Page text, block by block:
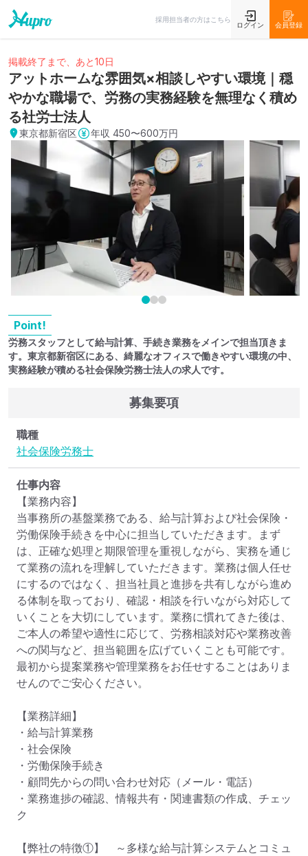
採用担当者の方はこちら
ログイン 会員登録
掲載終了まで、あと10日
アットホームな雰囲気×相談しやすい環境｜穏
やかな職場で、労務の実務経験を無理なく積め
る社労士法人
東京都新宿区 年収 450〜600万円
Point!
労務スタッフとして給与計算、手続き業務をメインで担当頂きま
す。東京都新宿区にある、綺麗なオフィスで働きやすい環境の中、
実務経験が積める社会保険労務士法人の求人です。
募集要項
職種
社会保険労務士
仕事内容
【業務内容】
当事務所の基盤業務である、給与計算および社会保険・
労働保険手続きを中心に担当していただきます。まず
は、正確な処理と期限管理を重視しながら、実務を通じ
て業務の流れを理解していただきます。業務は個人任せ
にするのではなく、担当社員と進捗を共有しながら進め
る体制を取っており、確認・相談を行いながら対応して
いくことを大切にしています。業務に慣れてきた後は、
ご本人の希望や適性に応じて、労務相談対応や業務改善
への関与など、担当範囲を広げていくことも可能です。
最初から提案業務や管理業務をお任せすることはありま
せんのでご安心ください。
【業務詳細】
・給与計算業務
・社会保険
・労働保険手続き
・顧問先からの問い合わせ対応（メール・電話）
・業務進捗の確認、情報共有・関連書類の作成、チェッ
ク
【弊社の特徴①】　～多様な給与計算システムとコミュ